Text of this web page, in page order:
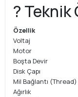
?
Özellik
Voltaj
Motor
Boşta Devir
Disk Çapı
Mil Bağlantı (Thread)
Ağırlık